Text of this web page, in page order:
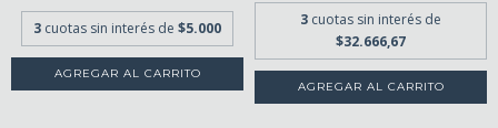
3 cuotas sin interés de $5.000 3 cuotas sin interés de
$32.666,67